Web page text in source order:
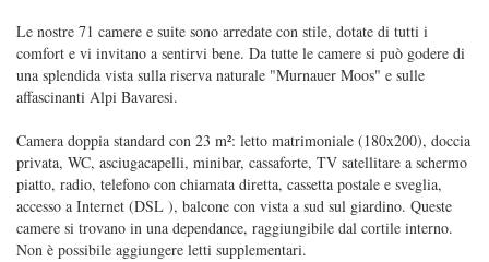
Le nostre 71 camere e suite sono arredate con stile, dotate di tutti i
comfort e vi invitano a sentirvi bene. Da tutte le camere si può godere di
una splendida vista sulla riserva naturale "Murnauer Moos" e sulle
affascinanti Alpi Bavaresi.
Camera doppia standard con 23 m²: letto matrimoniale (180x200), doccia
privata, WC, asciugacapelli, minibar, cassaforte, TV satellitare a schermo
piatto, radio, telefono con chiamata diretta, cassetta postale e sveglia,
accesso a Internet (DSL ), balcone con vista a sud sul giardino. Queste
camere si trovano in una dependance, raggiungibile dal cortile interno.
Non è possibile aggiungere letti supplementari.